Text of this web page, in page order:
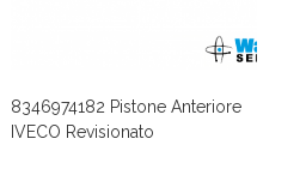
8346974182 Pistone Anteriore
IVECO Revisionato